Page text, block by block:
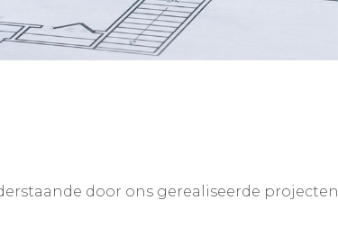
door ons gerealiseerde projecten.